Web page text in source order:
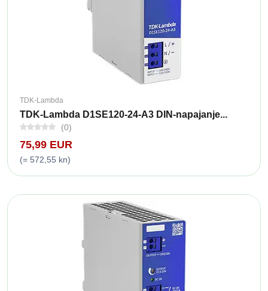
TDK-Lambda
TDK-Lambda D1SE120-24-A3 DIN-napajanje...
(0)
75,99 EUR
(= 572,55 kn)